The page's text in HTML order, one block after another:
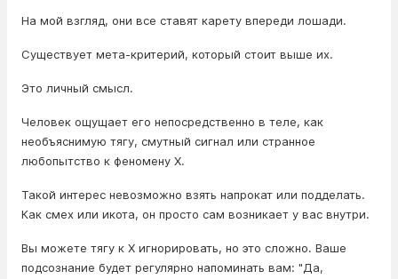
На мой взгляд, они все ставят карету впереди лошади.
Существует мета-критерий, который стоит выше их.
Это личный смысл.
Человек ощущает его непосредственно в теле, как
необъяснимую тягу, смутный сигнал или странное
любопытство к феномену X.
Такой интерес невозможно взять напрокат или подделать.
Как смех или икота, он просто сам возникает у вас внутри.
Вы можете тягу к X игнорировать, но это сложно. Ваше
подсознание будет регулярно напоминать вам: "Да,